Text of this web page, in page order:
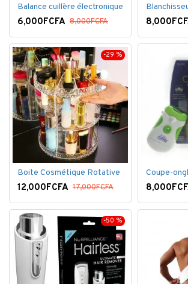
Balance cuillère électronique
6,000FCFA 8,000FCFA
-29 %
Boite Cosmétique Rotative
12,000FCFA 17,000FCFA
-50 %